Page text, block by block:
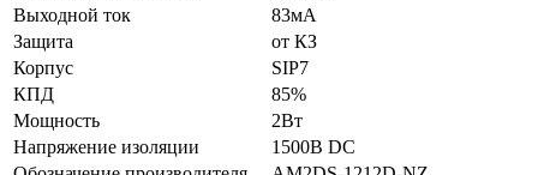
Выходной ток
83мА
Защита
от КЗ
Корпус
SIP7
КПД
85%
Мощность
2Вт
Напряжение изоляции
1500В DC